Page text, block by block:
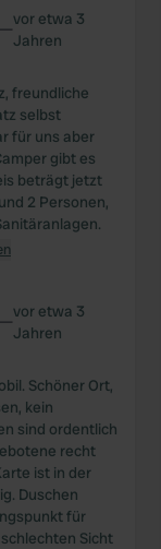
—vor etwa 3
Jahren
freundliche
selbst
für uns aber
gibt es
beträgt jetzt
2 Personen,
—vor etwa 3
Jahren
Schöner Ort,
kein
sind ordentlich
recht
ist in der
Duschen
für
Sicht